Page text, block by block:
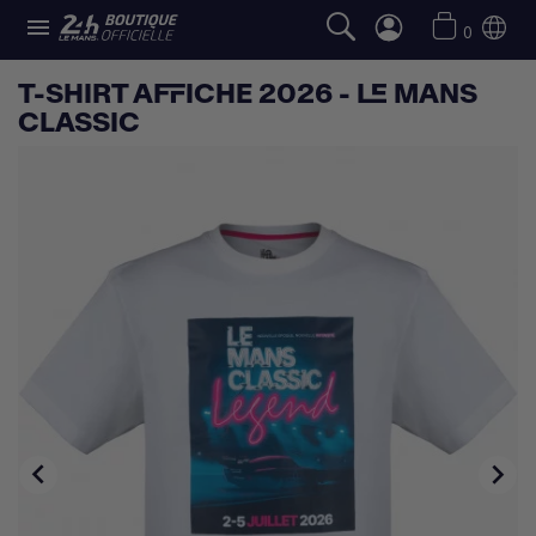
 0
T-SHIRT AFFICHE 2026 - LE MANS
CLASSIC
 